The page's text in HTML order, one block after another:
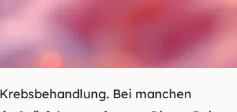
Bei manchen